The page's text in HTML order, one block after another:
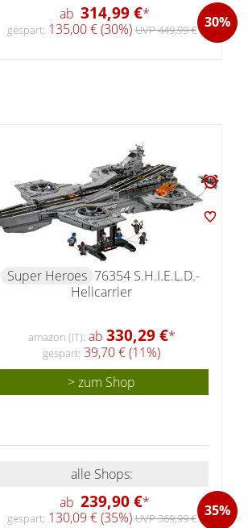
ab 314,99 €* 30%
gespart: 135,00 € (30%)UVP 449,99 €
Super Heroes 76354 S.H.I.E.L.D.-
Helicarrier
amazon (IT): ab 330,29 €*
gespart: 39,70 € (11%)
> zum Shop
alle Shops:
ab 239,90 €* 35%
gespart: 130,09 € (35%)UVP 369,99 €